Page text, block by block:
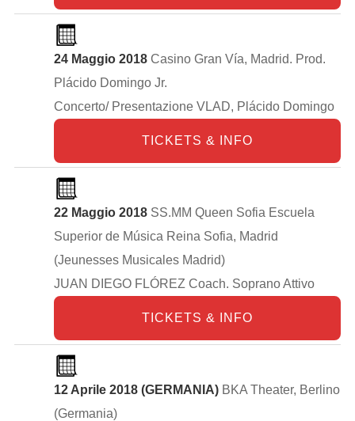
24 Maggio 2018Casino Gran Vía, Madrid. Prod.
Plácido Domingo Jr.
Concerto/ Presentazione VLAD, Plácido Domingo
TICKETS & INFO
22 Maggio 2018 SS.MM Queen Sofia Escuela
Superior de Música Reina Sofia, Madrid
(Jeunesses Musicales Madrid)
JUAN DIEGO FLÓREZ Coach. Soprano Attivo
TICKETS & INFO
12 Aprile 2018 (GERMANIA) BKA Theater, Berlino
(Germania)